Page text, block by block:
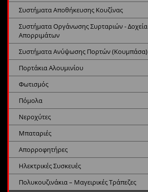
Συστήματα Αποθήκευσης Κουζίνας
Συστήματα Οργάνωσης Συρταριών - Δοχεία
Απορριμάτων
Συστήματα Ανύψωσης Πορτών (Κουμπάσα)
Πορτάκια Αλουμινίου
Φωτισμός
Πόμολα
Νεροχύτες
Μπαταριές
Απορροφητήρες
Ηλεκτρικές Συσκευές
Πολυκουζινάκια – Μαγειρικές Τράπεζες